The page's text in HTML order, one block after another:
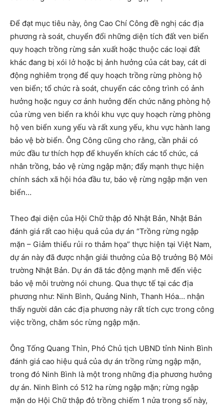
Để đạt mục tiêu này, ông Cao Chí Công đề nghị các địa
phương rà soát, chuyển đổi những diện tích đất ven biển
quy hoạch trồng rừng sản xuất hoặc thuộc các loại đất
khác đang bị xói lở hoặc bị ảnh hưởng của cát bay, cát di
động nghiêm trọng để quy hoạch trồng rừng phòng hộ
ven biển; tổ chức rà soát, chuyển các công trình có ảnh
hưởng hoặc nguy cơ ảnh hưởng đến chức năng phòng hộ
của rừng ven biển ra khỏi khu vực quy hoạch rừng phòng
hộ ven biển xung yếu và rất xung yếu, khu vực hành lang
bảo vệ bờ biển. Ông Công cũng cho rằng, cần phải có
mức đầu tư thích hợp để khuyến khích các tổ chức, cá
nhân trồng, bảo vệ rừng ngập mặn; đẩy mạnh thực hiện
chính sách xã hội hóa đầu tư, bảo vệ rừng ngập mặn ven
biển…
Theo đại diện của Hội Chữ thập đỏ Nhật Bản, Nhật Bản
đánh giá rất cao hiệu quả của dự án “Trồng rừng ngập
mặn – Giảm thiểu rủi ro thảm họa” thực hiện tại Việt Nam,
dự án này đã được nhận giải thưởng của Bộ trưởng Bộ Môi
trường Nhật Bản. Dự án đã tác động mạnh mẽ đến việc
bảo vệ môi trường nói chung. Qua thực tế tại các địa
phương như: Ninh Bình, Quảng Ninh, Thanh Hóa… nhận
thấy người dân các địa phương này rất tích cực trong công
việc trồng, chăm sóc rừng ngập mặn.
Ông Tống Quang Thìn, Phó Chủ tịch UBND tỉnh Ninh Bình
đánh giá cao hiệu quả của dự án trồng rừng ngập mặn,
trong đó Ninh Bình là một trong những địa phương hưởng
dự án. Ninh Bình có 512 ha rừng ngập mặn; rừng ngập
mặn do Hội Chữ thập đỏ trồng chiếm 1 nửa trong số này,